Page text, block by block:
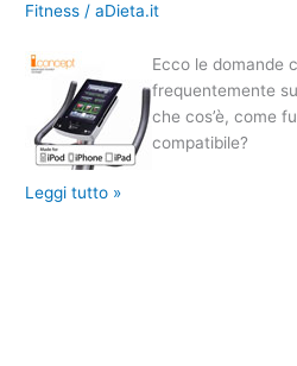
Fitness /aDieta.it
Ecco le domande
frequentemente
che cos’è, come
compatibile?
Fitness
Frequenti
Leggi tutto »